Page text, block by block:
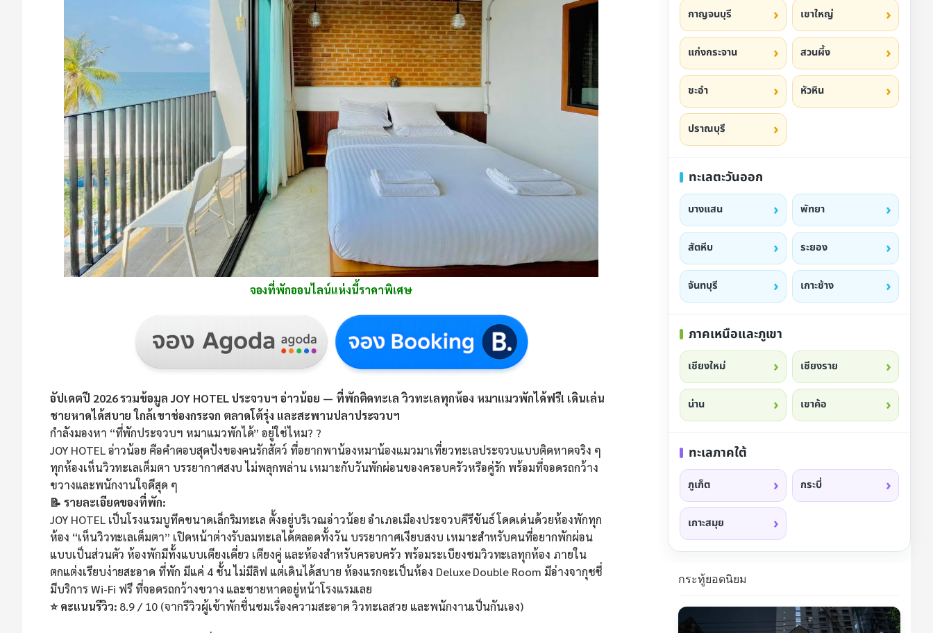
จองที่พักออนไลน์แห่งนี้ราคาพิเศษ
อัปเดตปี 2026 รวมข้อมูล JOY HOTEL ประจวบฯ อ่าวน้อย — ที่พักติดทะเล วิวทะเลทุกห้อง หมาแมวพักได้ฟรี! เดินเล่น
ชายหาดได้สบาย ใกล้เขาช่องกระจก ตลาดโต้รุ่ง และสะพานปลาประจวบฯ
กำลังมองหา “ที่พักประจวบฯ หมาแมวพักได้” อยู่ใช่ไหม? ?
JOY HOTEL อ่าวน้อย คือคำตอบสุดปังของคนรักสัตว์ ที่อยากพาน้องหมาน้องแมวมาเที่ยวทะเลประจวบแบบติดหาดจริง ๆ
ทุกห้องเห็นวิวทะเลเต็มตา บรรยากาศสงบ ไม่พลุกพล่าน เหมาะกับวันพักผ่อนของครอบครัวหรือคู่รัก พร้อมที่จอดรถกว้าง
ขวางและพนักงานใจดีสุด ๆ
📝 รายละเอียดของที่พัก:
JOY HOTEL เป็นโรงแรมบูทีคขนาดเล็กริมทะเล ตั้งอยู่บริเวณอ่าวน้อย อำเภอเมืองประจวบคีรีขันธ์ โดดเด่นด้วยห้องพักทุก
ห้อง “เห็นวิวทะเลเต็มตา” เปิดหน้าต่างรับลมทะเลได้ตลอดทั้งวัน บรรยากาศเงียบสงบ เหมาะสำหรับคนที่อยากพักผ่อน
แบบเป็นส่วนตัว ห้องพักมีทั้งแบบเตียงเดี่ยว เตียงคู่ และห้องสำหรับครอบครัว พร้อมระเบียงชมวิวทะเลทุกห้อง ภายใน
ตกแต่งเรียบง่ายสะอาด ที่พัก มีแค่ 4 ชั้น ไม่มีลิฟ แต่เดินได้สบาย ห้องแรกจะเป็นห้อง Deluxe Double Room มีอ่างจากุชชี่
มีบริการ Wi-Fi ฟรี ที่จอดรถกว้างขวาง และชายหาดอยู่หน้าโรงแรมเลย
⭐ คะแนนรีวิว: 8.9 / 10 (จากรีวิวผู้เข้าพักชื่นชมเรื่องความสะอาด วิวทะเลสวย และพนักงานเป็นกันเอง)
กาญจนบุรี เขาใหญ่
แก่งกระจาน สวนผึ้ง
ชะอำ หัวหิน
ปราณบุรี
ทะเลตะวันออก
บางแสน พัทยา
สัตหีบ ระยอง
จันทบุรี เกาะช้าง
ภาคเหนือและภูเขา
เชียงใหม่ เชียงราย
น่าน เขาค้อ
ทะเลภาคใต้
ภูเก็ต กระบี่
เกาะสมุย
กระทู้ยอดนิยม